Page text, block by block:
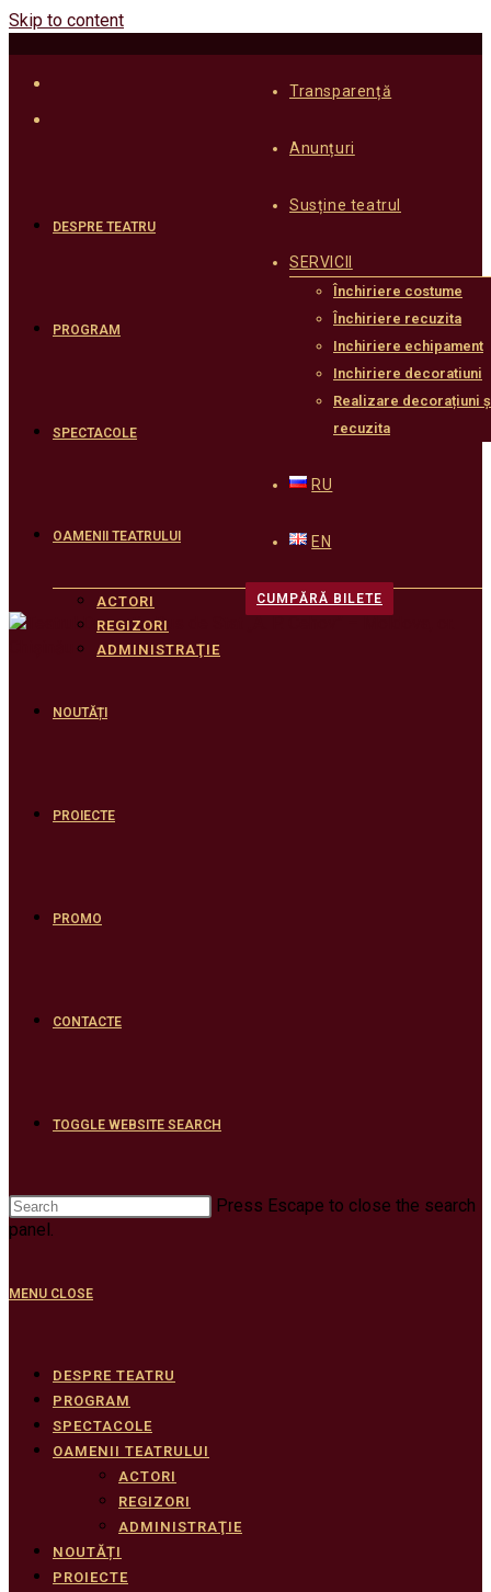
Skip to content
Transparență
Anunțuri
Susține teatrul
SERVICII
Închiriere costume
Închiriere recuzita
Inchiriere echipament
Inchiriere decoratiuni
Realizare decorațiuni
recuzita
RU
EN
CUMPĂRĂ BILETE
DESPRE TEATRU
PROGRAM
SPECTACOLE
OAMENII TEATRULUI
ACTORI
REGIZORI
ADMINISTRAŢIE
NOUTĂȚI
PROIECTE
PROMO
CONTACTE
TOGGLE WEBSITE SEARCH
Press Escape to close the search
panel.
MENU CLOSE
DESPRE TEATRU
PROGRAM
SPECTACOLE
OAMENII TEATRULUI
ACTORI
REGIZORI
ADMINISTRAŢIE
NOUTĂȚI
PROIECTE